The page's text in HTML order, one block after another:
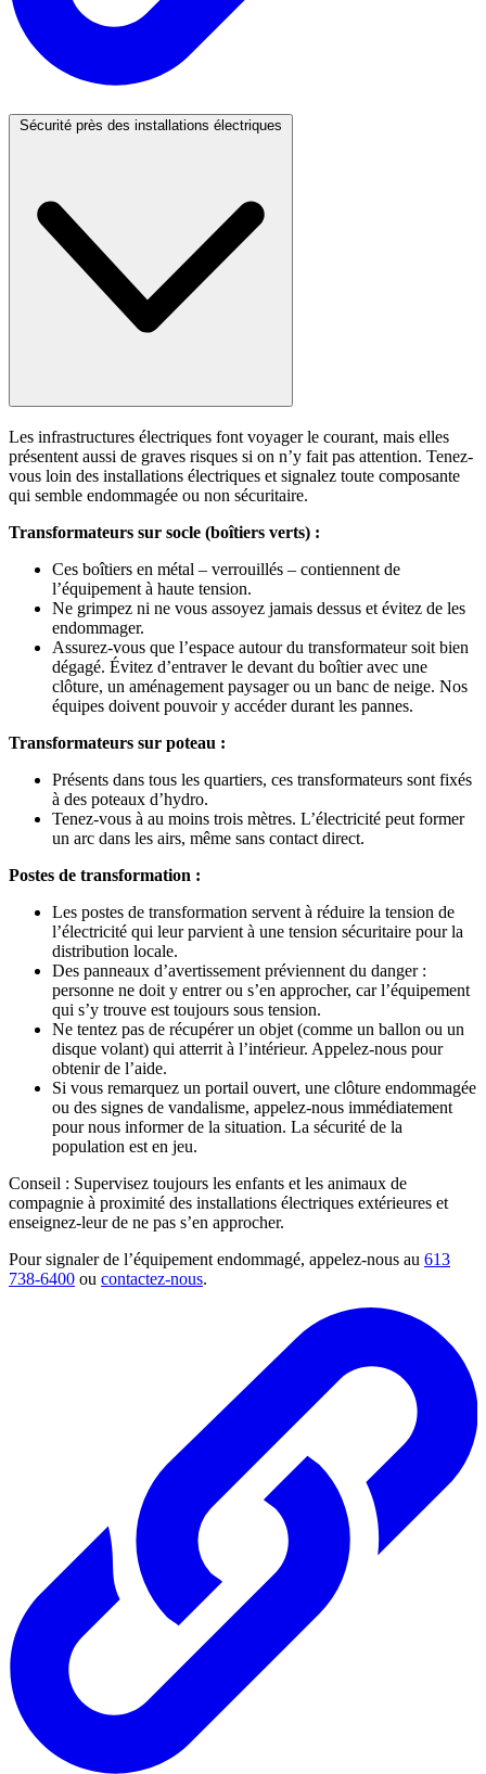
Sécurité près des installations électriques
Les infrastructures électriques font voyager le courant, mais elles
présentent aussi de graves risques si on n’y fait pas attention. Tenez-
vous loin des installations électriques et signalez toute composante
qui semble endommagée ou non sécuritaire.
Transformateurs sur socle (boîtiers verts) :
Ces boîtiers en métal – verrouillés – contiennent de
l’équipement à haute tension.
Ne grimpez ni ne vous assoyez jamais dessus et évitez de les
endommager.
Assurez-vous que l’espace autour du transformateur soit bien
dégagé. Évitez d’entraver le devant du boîtier avec une
clôture, un aménagement paysager ou un banc de neige. Nos
équipes doivent pouvoir y accéder durant les pannes.
Transformateurs sur poteau :
Présents dans tous les quartiers, ces transformateurs sont fixés
à des poteaux d’hydro.
Tenez-vous à au moins trois mètres. L’électricité peut former
un arc dans les airs, même sans contact direct.
Postes de transformation :
Les postes de transformation servent à réduire la tension de
l’électricité qui leur parvient à une tension sécuritaire pour la
distribution locale.
Des panneaux d’avertissement préviennent du danger :
personne ne doit y entrer ou s’en approcher, car l’équipement
qui s’y trouve est toujours sous tension.
Ne tentez pas de récupérer un objet (comme un ballon ou un
disque volant) qui atterrit à l’intérieur. Appelez-nous pour
obtenir de l’aide.
Si vous remarquez un portail ouvert, une clôture endommagée
ou des signes de vandalisme, appelez-nous immédiatement
pour nous informer de la situation. La sécurité de la
population est en jeu.
Conseil : Supervisez toujours les enfants et les animaux de
compagnie à proximité des installations électriques extérieures et
enseignez-leur de ne pas s’en approcher.
Pour signaler de l’équipement endommagé, appelez-nous au 613
738-6400 ou contactez-nous.